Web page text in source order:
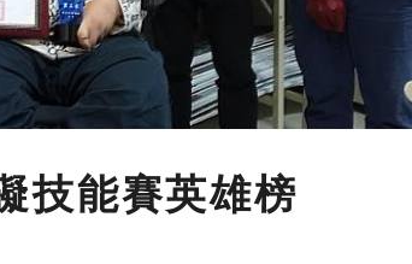
技能賽英雄榜